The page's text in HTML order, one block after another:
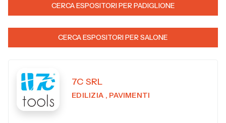
CERCA ESPOSITORI PER PADIGLIONE
CERCA ESPOSITORI PER SALONE
7C SRL
EDILIZIA , PAVIMENTI